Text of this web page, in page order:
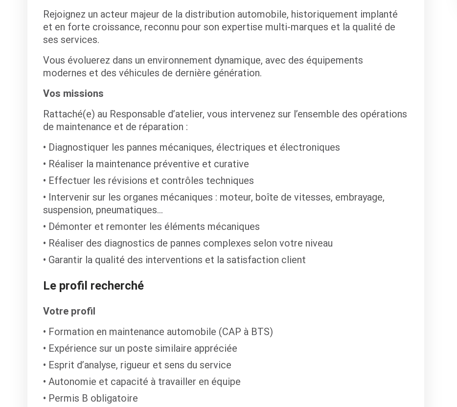
Rejoignez un acteur majeur de la distribution automobile, historiquement implanté
et en forte croissance, reconnu pour son expertise multi-marques et la qualité de
ses services.
Vous évoluerez dans un environnement dynamique, avec des équipements
modernes et des véhicules de dernière génération.
Vos missions
Rattaché(e) au Responsable d’atelier, vous intervenez sur l’ensemble des opérations
de maintenance et de réparation :
Diagnostiquer les pannes mécaniques, électriques et électroniques
Réaliser la maintenance préventive et curative
Effectuer les révisions et contrôles techniques
Intervenir sur les organes mécaniques : moteur, boîte de vitesses, embrayage,
suspension, pneumatiques…
Démonter et remonter les éléments mécaniques
Réaliser des diagnostics de pannes complexes selon votre niveau
Garantir la qualité des interventions et la satisfaction client
Le profil recherché
Votre profil
Formation en maintenance automobile (CAP à BTS)
Expérience sur un poste similaire appréciée
Esprit d’analyse, rigueur et sens du service
Autonomie et capacité à travailler en équipe
Permis B obligatoire